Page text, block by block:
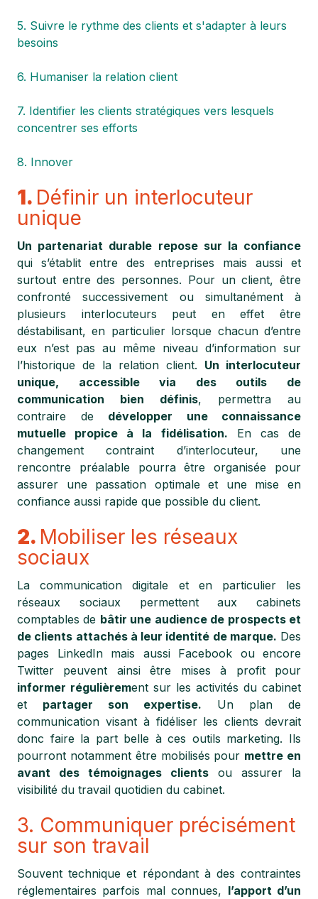
5. Suivre le rythme des clients et s'adapter à leurs
besoins
6. Humaniser la relation client
7. Identifier les clients stratégiques vers lesquels
concentrer ses efforts
8. Innover
1. Définir un interlocuteur
unique
Un partenariat durable repose sur la confiance
qui s’établit entre des entreprises mais aussi et
surtout entre des personnes. Pour un client, être
confronté successivement ou simultanément à
plusieurs interlocuteurs peut en effet être
déstabilisant, en particulier lorsque chacun d’entre
eux n’est pas au même niveau d’information sur
l’historique de la relation client. Un interlocuteur
unique, accessible via des outils de
communication bien définis, permettra au
contraire de développer une connaissance
mutuelle propice à la fidélisation. En cas de
changement contraint d’interlocuteur, une
rencontre préalable pourra être organisée pour
assurer une passation optimale et une mise en
confiance aussi rapide que possible du client.
2. Mobiliser les réseaux
sociaux
La communication digitale et en particulier les
réseaux sociaux permettent aux cabinets
comptables de bâtir une audience de prospects et
de clients attachés à leur identité de marque. Des
pages LinkedIn mais aussi Facebook ou encore
Twitter peuvent ainsi être mises à profit pour
informer régulièrement sur les activités du cabinet
et partager son expertise. Un plan de
communication visant à fidéliser les clients devrait
donc faire la part belle à ces outils marketing. Ils
pourront notamment être mobilisés pour mettre en
avant des témoignages clients ou assurer la
visibilité du travail quotidien du cabinet.
3. Communiquer précisément
sur son travail
Souvent technique et répondant à des contraintes
réglementaires parfois mal connues, l’apport d’un